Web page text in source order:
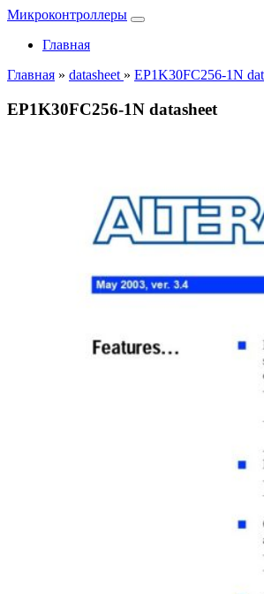
Микроконтроллеры
Главная
Главная » datasheet » EP1K30FC256-1N
EP1K30FC256-1N datasheet